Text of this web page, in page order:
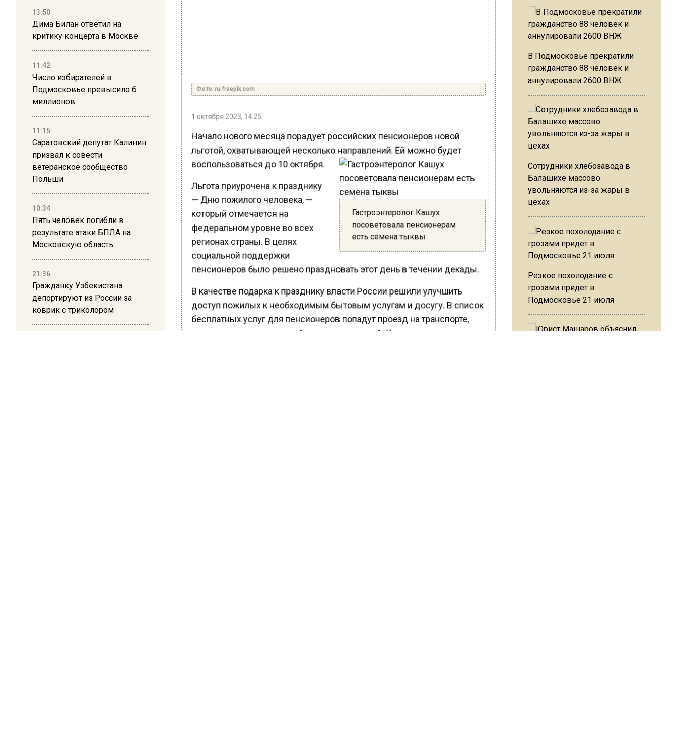
13:50
Дима Билан ответил на
критику концерта в Москве
11:42
Число избирателей в
Подмосковье превысило 6
миллионов
11:15
Саратовский депутат Калинин
призвал к совести
ветеранское сообщество
Польши
10:34
Пять человек погибли в
результате атаки БПЛА на
Московскую область
21:36
Гражданку Узбекистана
депортируют из России за
коврик с триколором
Фото: ru.freepik.com
1 октября 2023, 14:25
Начало нового месяца порадует российских пенсионеров новой
льготой, охватывающей несколько направлений. Ей можно будет
воспользоваться до 10 октября.
Гастроэнтеролог Кашух
посоветовала пенсионерам
есть семена тыквы
Льгота приурочена к празднику
— Дню пожилого человека, —
который отмечается на
федеральном уровне во всех
регионах страны. В целях
социальной поддержки
пенсионеров было решено праздновать этот день в течении декады.
В качестве подарка к празднику власти России решили улучшить
доступ пожилых к необходимым бытовым услугам и досугу. В список
бесплатных услуг для пенсионеров попадут проезд на транспорте,
стрижка в парикмахерской или поход в музей. К примеру в
В Подмосковье прекратили
гражданство 88 человек и
аннулировали 2600 ВНЖ
Сотрудники хлебозавода в
Балашихе массово
увольняются из-за жары в
цехах
Резкое похолодание с
грозами придет в
Подмосковье 21 июля